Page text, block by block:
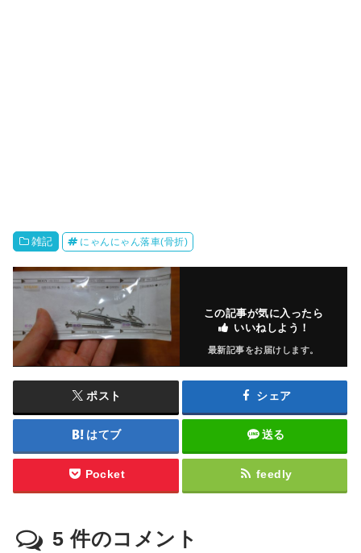
雑記 にゃんにゃん落車(骨折)
この記事が気に入ったら
いいねしよう！
最新記事をお届けします。
ポスト シェア
はてブ 送る
Pocket feedly
5 件のコメント